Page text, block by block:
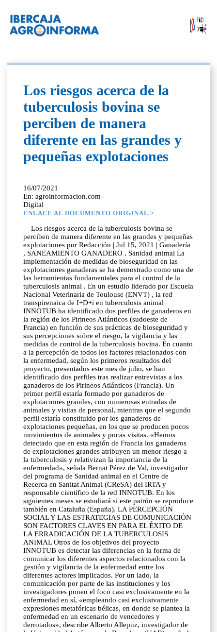
Los riesgos acerca de la
tuberculosis bovina se
perciben de manera
diferente en las grandes y
pequeñas explotaciones
16/07/2021
En: agroinformacion.com
Digital
ENLACE AL DOCUMENTO ORIGINAL >
Los riesgos acerca de la tuberculosis bovina se
perciben de manera diferente en las grandes y pequeñas
explotaciones por Redacción | Jul 15, 2021 | Ganadería
, SANEAMIENTO GANADERO , Sanidad animal La
implementación de medidas de bioseguridad en las
explotaciones ganaderas se ha demostrado como una de
las herramientas fundamentales para el control de la
tuberculosis animal . En un estudio liderado por Escuela
Nacional Veterinaria de Toulouse (ENVT) , la red
transpirenaica de I+D+i en tuberculosis animal
INNOTUB ha identificado dos perfiles de ganaderos en
la región de los Pirineos Atlánticos (sudoeste de
Francia) en función de sus prácticas de bioseguridad y
sus percepciones sobre el riesgo, la vigilancia y las
medidas de control de la tuberculosis bovina. En cuanto
a la percepción de todos los factores relacionados con
la enfermedad, según los primeros resultados del
proyecto, presentados este mes de julio, se han
identificado dos perfiles tras realizar entrevistas a los
ganaderos de los Pirineos Atlánticos (Francia). Un
primer perfil estaría formado por ganaderos de
explotaciones grandes, con numerosas entradas de
animales y visitas de personal, mientras que el segundo
perfil estaría constituido por los ganaderos de
explotaciones pequeñas, en los que se producen pocos
movimientos de animales y pocas visitas. «Hemos
detectado que en esta región de Francia los ganaderos
de explotaciones grandes atribuyen un menor riesgo a
la tuberculosis y relativizan la importancia de la
enfermedad», señala Bernat Pérez de Val, investigador
del programa de Sanidad animal en el Centre de
Recerca en Sanitat Animal (CReSA) del IRTA y
responsable científico de la red INNOTUB. En los
siguientes meses se estudiará si este patrón se reproduce
también en Cataluña (España). LA PERCEPCIÓN
SOCIAL Y LAS ESTRATEGIAS DE COMUNICACIÓN
SON FACTORES CLAVES EN PARA EL ÉXITO DE
LA ERRADICACIÓN DE LA TUBERCULOSIS
ANIMAL Otros de los objetivos del proyecto
INNOTUB es detectar las diferencias en la forma de
comunicar los diferentes aspectos relacionados con la
gestión y vigilancia de la enfermedad entre los
diferentes actores implicados. Por un lado, la
comunicación por parte de las instituciones y los
investigadores ponen el foco casi exclusivamente en la
enfermedad en sí, «empleando casi exclusivamente
expresiones metafóricas bélicas, en donde se plantea la
enfermedad en un escenario de vencedores y
derrotados», describe Alberto Allepuz, investigador de